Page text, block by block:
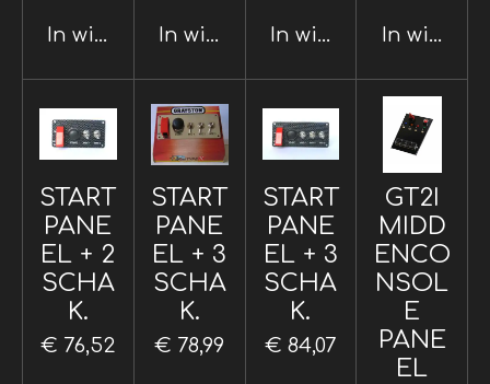
In winkelwagenIn winkelwagenIn winkelwagen
In
START
PANE
EL + 2
SCHA
K.
€ 76,52
START
PANE
EL + 3
SCHA
K.
€ 78,99
START
PANE
EL + 3
SCHA
K.
€ 84,07
GT2I
MIDD
ENCO
NSOL
E
PANE
EL